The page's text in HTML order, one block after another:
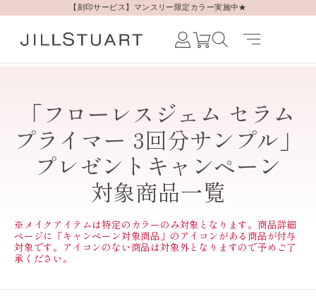
【刻印サービス】マンスリー限定カラー実施中★
Japanese /
JAPAN
Korean /
JAPAN
「フローレスジェム セラム
プライマー 3回分サンプル」
プレゼントキャンペーン
対象商品一覧
※メイクアイテムは特定のカラーのみ対象となります。商品詳細
ページに「キャンペーン対象商品」のアイコンがある商品が付与
対象です。アイコンのない商品は対象外となりますので予めご了
承ください。